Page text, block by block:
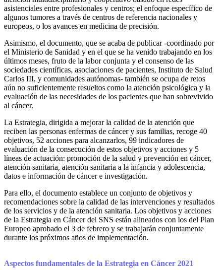
asistenciales entre profesionales y centros; el enfoque específico de
algunos tumores a través de centros de referencia nacionales y
europeos, o los avances en medicina de precisión.
Asimismo, el documento, que se acaba de publicar -coordinado por
el Ministerio de Sanidad y en el que se ha venido trabajando en los
últimos meses, fruto de la labor conjunta y el consenso de las
sociedades científicas, asociaciones de pacientes, Instituto de Salud
Carlos III, y comunidades autónomas- también se ocupa de retos
aún no suficientemente resueltos como la atención psicológica y la
evaluación de las necesidades de los pacientes que han sobrevivido
al cáncer.
La Estrategia, dirigida a mejorar la calidad de la atención que
reciben las personas enfermas de cáncer y sus familias, recoge 40
objetivos, 52 acciones para alcanzarlos, 99 indicadores de
evaluación de la consecución de estos objetivos y acciones y 5
líneas de actuación: promoción de la salud y prevención en cáncer,
atención sanitaria, atención sanitaria a la infancia y adolescencia,
datos e información de cáncer e investigación.
Para ello, el documento establece un conjunto de objetivos y
recomendaciones sobre la calidad de las intervenciones y resultados
de los servicios y de la atención sanitaria. Los objetivos y acciones
de la Estrategia en Cáncer del SNS están alineados con los del Plan
Europeo aprobado el 3 de febrero y se trabajarán conjuntamente
durante los próximos años de implementación.
Aspectos fundamentales de la Estrategia en Cáncer 2021